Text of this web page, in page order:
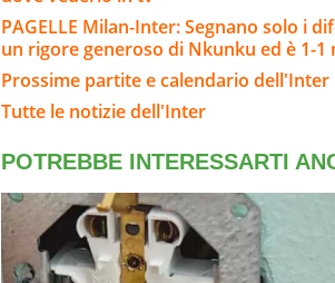
PAGELLE Milan-Inter: Segnano solo i
un rigore generoso di Nkunku ed è 1-1
Prossime partite e calendario dell'Inter
Tutte le notizie dell'Inter